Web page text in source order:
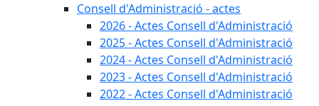
Consell d'Administració - actes
2026 - Actes Consell d'Administració
2025 - Actes Consell d'Administració
2024 - Actes Consell d'Administració
2023 - Actes Consell d'Administració
2022 - Actes Consell d'Administració